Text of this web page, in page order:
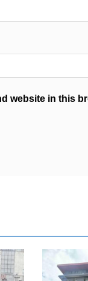
website in this